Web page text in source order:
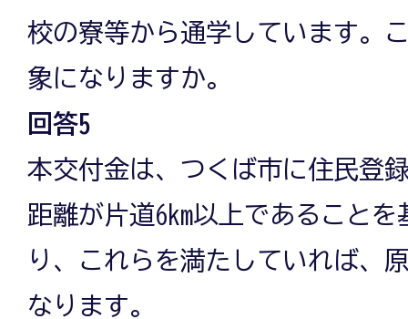
校の寮等から通学しています。
象になりますか。
回答5
本交付金は、つくば市に住民登
距離が片道6km以上であること
り、これらを満たしていれば、
なります。